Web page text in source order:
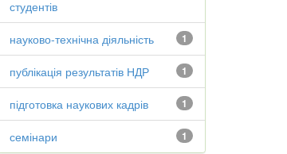
студентів
1
науково-технічна діяльність
1
публікація результатів НДР
1
підготовка наукових кадрів
1
семінари